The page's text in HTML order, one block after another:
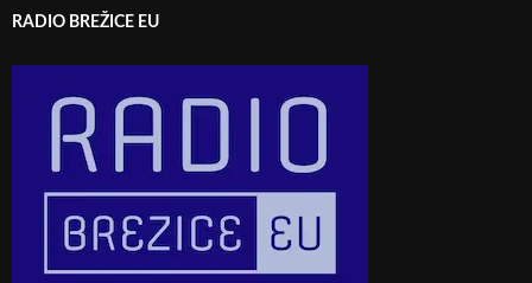
RADIO BREŽICE EU